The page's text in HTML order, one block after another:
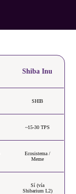
Shiba Inu
SHIB
~15-30 TPS
Ecosistema /
Meme
Sí (vía
Shibarium L2)